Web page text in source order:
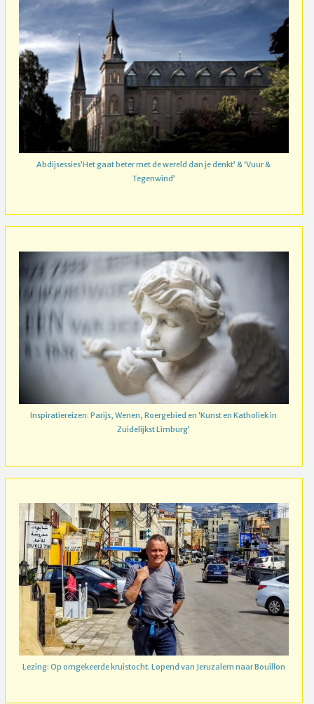
Abdijsessies’Het gaat beter met de wereld dan je denkt’ & ‘Vuur &
Tegenwind’
Inspiratiereizen: Parijs, Wenen, Roergebied en ‘Kunst en Katholiek in
Zuidelijkst Limburg’
Lezing: Op omgekeerde kruistocht. Lopend van Jeruzalem naar Bouillon